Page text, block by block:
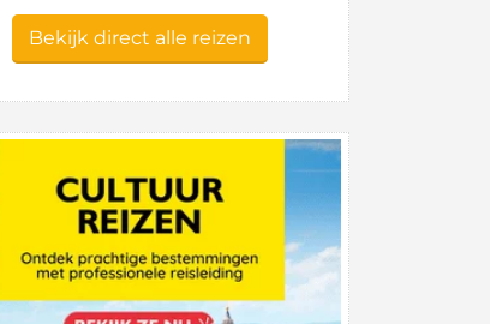
Bekijk direct alle reizen